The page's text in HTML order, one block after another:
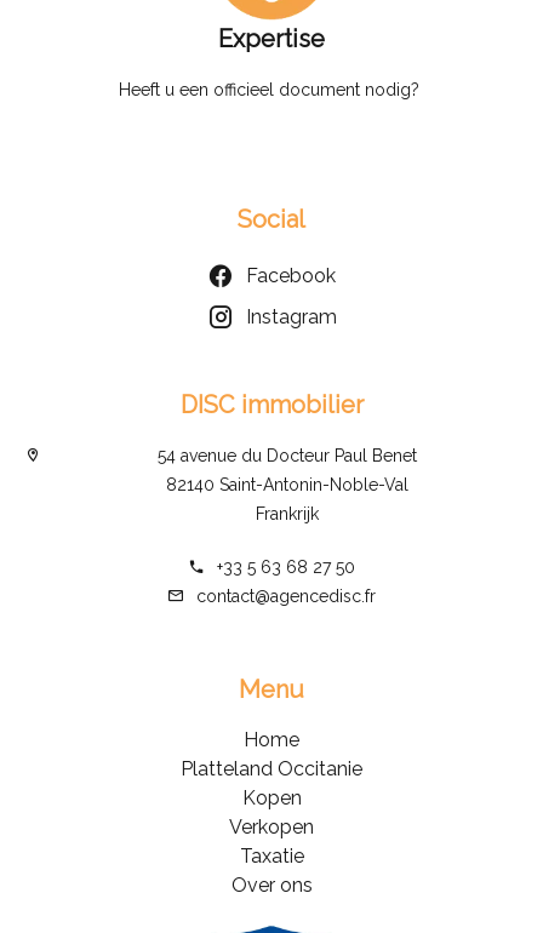
Expertise
Heeft u een officieel document nodig?
Social
Facebook
Instagram
DISC immobilier
54 avenue du Docteur Paul Benet
82140 Saint-Antonin-Noble-Val
Frankrijk
+33 5 63 68 27 50
contact@agencedisc.fr
Menu
Home
Platteland Occitanie
Kopen
Verkopen
Taxatie
Over ons